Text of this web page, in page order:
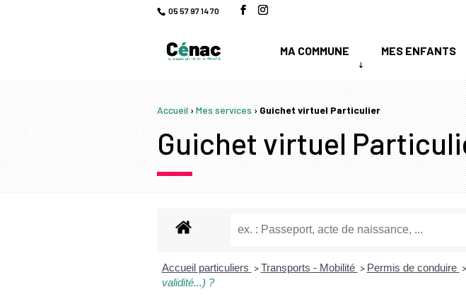
05 57 97 14 70
MA COMMUNE MES ENFANTS
Accueil›Mes services›Guichet virtuel Particulier
Guichet virtuel
Accueil particuliers > Transports - Mobilité > Permis de conduire >
validité...) ?